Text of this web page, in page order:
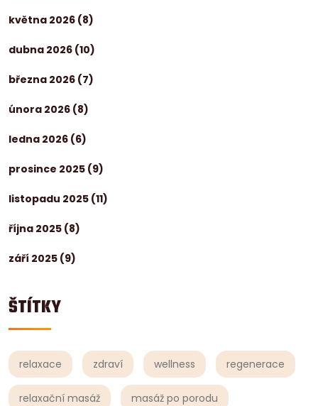
května 2026 (8)
dubna 2026 (10)
března 2026 (7)
února 2026 (8)
ledna 2026 (6)
prosince 2025 (9)
listopadu 2025 (11)
října 2025 (8)
září 2025 (9)
ŠTÍTKY
relaxace zdraví wellness regenerace
relaxační masáž masáž po porodu